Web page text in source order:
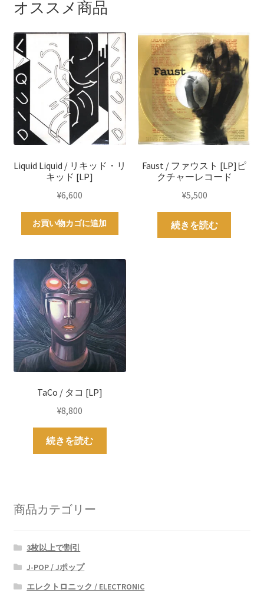
オススメ商品
Liquid Liquid / リキッド・リ
キッド [LP]
¥6,600
お買い物カゴに追加
Faust / ファウスト [LP]ピ
クチャーレコード
¥5,500
続きを読む
TaCo / タコ [LP]
¥8,800
続きを読む
商品カテゴリー
3枚以上で割引
J-POP / Jポップ
エレクトロニック / ELECTRONIC